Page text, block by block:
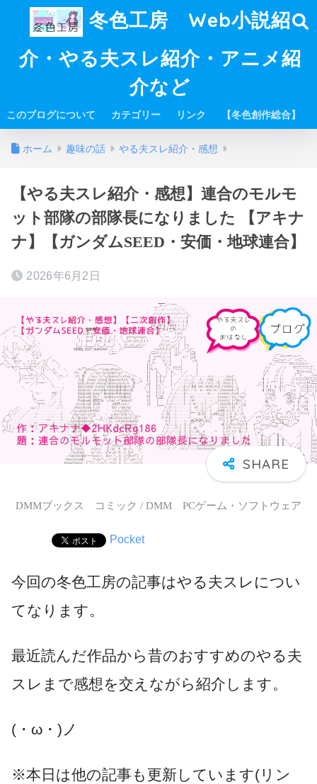
冬色工房 Web小説紹
介・やる夫スレ紹介・アニメ紹
介など
このブログについて カテゴリー リンク 【冬色創作総合】
ホーム 趣味の話 やる夫スレ紹介・感想
【やる夫スレ紹介・感想】連合のモルモ
ット部隊の部隊長になりました 【アキナ
ナ】【ガンダムSEED・安価・地球連合】
2026年6月2日
DMMブックス コミック / DMM PCゲーム・ソフトウェア
Pocket
今回の冬色工房の記事はやる夫スレについ
てなります。
最近読んだ作品から昔のおすすめのやる夫
スレまで感想を交えながら紹介します。
(・ω・)ノ
※本日は他の記事も更新しています(リン